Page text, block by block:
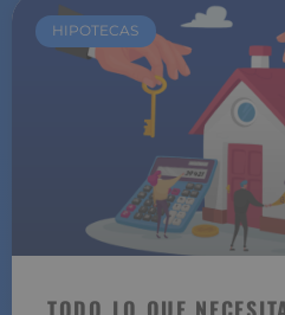
HIPOTECAS